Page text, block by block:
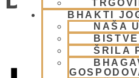
BHAKTI
NAŠA
ŠRILA